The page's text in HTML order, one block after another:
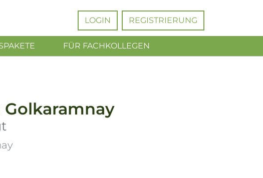
LOGIN REGISTRIERUNG
FÜR FACHKOLLEGEN
Golkaramnay